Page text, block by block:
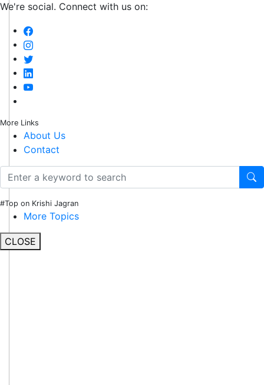
We're social. Connect with us on:
More Links
About Us
Contact
#Top on Krishi Jagran
More Topics
CLOSE